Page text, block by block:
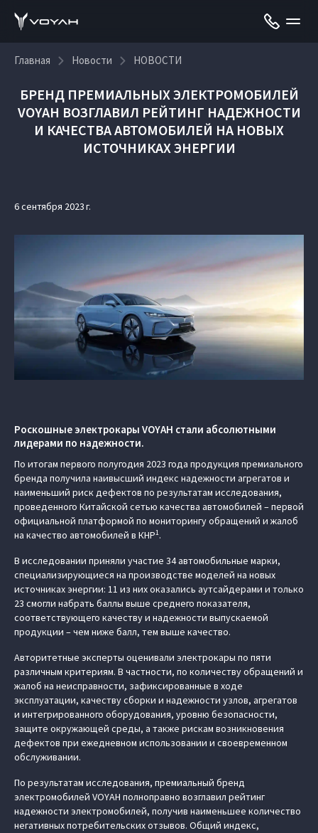
Главная Новости НОВОСТИ
БРЕНД ПРЕМИАЛЬНЫХ ЭЛЕКТРОМОБИЛЕЙ
VOYAH ВОЗГЛАВИЛ РЕЙТИНГ НАДЕЖНОСТИ
И КАЧЕСТВА АВТОМОБИЛЕЙ НА НОВЫХ
ИСТОЧНИКАХ ЭНЕРГИИ
6 сентября 2023 г.
Роскошные электрокары VOYAH стали абсолютными
лидерами по надежности.
По итогам первого полугодия 2023 года продукция премиального
бренда получила наивысший индекс надежности агрегатов и
наименьший риск дефектов по результатам исследования,
проведенного Китайской сетью качества автомобилей – первой
официальной платформой по мониторингу обращений и жалоб
на качество автомобилей в КНР1.
В исследовании приняли участие 34 автомобильные марки,
специализирующиеся на производстве моделей на новых
источниках энергии: 11 из них оказались аутсайдерами и только
23 смогли набрать баллы выше среднего показателя,
соответствующего качеству и надежности выпускаемой
продукции – чем ниже балл, тем выше качество.
Авторитетные эксперты оценивали электрокары по пяти
различным критериям. В частности, по количеству обращений и
жалоб на неисправности, зафиксированные в ходе
эксплуатации, качеству сборки и надежности узлов, агрегатов
и интегрированного оборудования, уровню безопасности,
защите окружающей среды, а также рискам возникновения
дефектов при ежедневном использовании и своевременном
обслуживании.
По результатам исследования, премиальный бренд
электромобилей VOYAH полноправно возглавил рейтинг
надежности электромобилей, получив наименьшее количество
негативных потребительских отзывов. Общий индекс,